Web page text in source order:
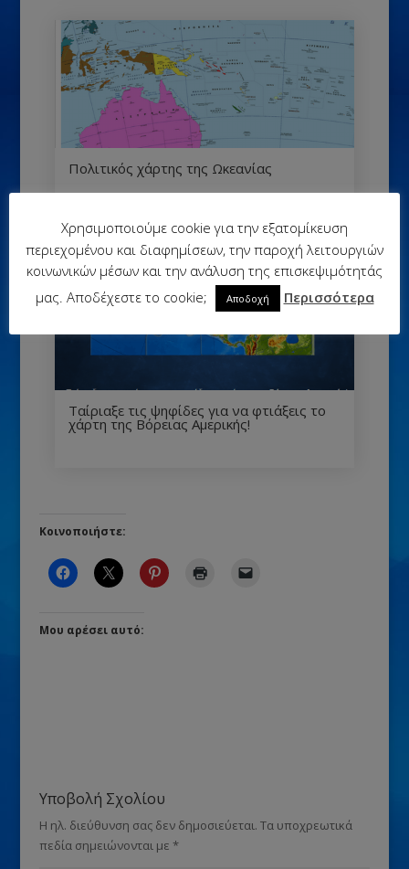
Πολιτικός χάρτης της Ωκεανίας
Ταίριαξε τις ψηφίδες για να φτιάξεις το
χάρτη της Βόρειας Αμερικής!
Κοινοποιήστε:
Μου αρέσει αυτό:
Υποβολή Σχολίου
Η ηλ. διεύθυνση σας δεν δημοσιεύεται. Τα υποχρεωτικά
πεδία σημειώνονται με *
Χρησιμοποιούμε cookie για την εξατομίκευση
περιεχομένου και διαφημίσεων, την παροχή λειτουργιών
κοινωνικών μέσων και την ανάλυση της επισκεψιμότητάς
μας. Αποδέχεστε το cookie;
Αποδοχή Περισσότερα